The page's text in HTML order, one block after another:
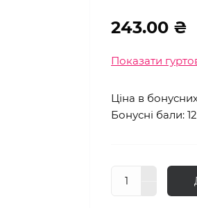
243.00 ₴
Показати
Ціна в
Бонусні бали: 12